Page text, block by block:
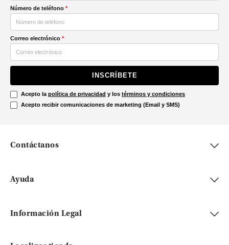
Número de teléfono *
Correo electrónico *
INSCRÍBETE
Acepto la política de privacidad y los términos y condiciones
Acepto recibir comunicaciones de marketing (Email y SMS)
Contáctanos
Ayuda
Información Legal